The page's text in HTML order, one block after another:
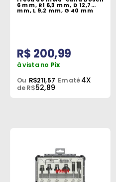
6 mm, R1 6,3 mm, D 12,7
mm, L 9,2 mm, G 40 mm
R$ 200,99
à vista no Pix
Ou R$211,57 Em até4X
de R$52,89